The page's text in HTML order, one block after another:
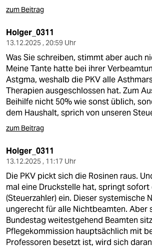
zum Beitrag
Holger_0311
13.12.2025 , 20:59 Uhr
Was Sie schreiben, stimmt aber auch
Meine Tante hatte bei ihrer
Astgma, weshalb die PKV alle
Therapien ausgeschlossen hat. Zum
Beihilfe nicht 50% wie sonst üblich,
dem Haushalt, sprich von unseren
zum Beitrag
Holger_0311
13.12.2025 , 11:17 Uhr
Die PKV pickt sich die Rosinen raus.
mal eine Druckstelle hat, springt sofort
(Steuerzahler) ein. Dieser systemische
ungerecht für alle Nichtbeamten. Aber
Bundestag weitestgehend Beamten
Pflegekommission hauptsächlich mit
Professoren besetzt ist, wird sich